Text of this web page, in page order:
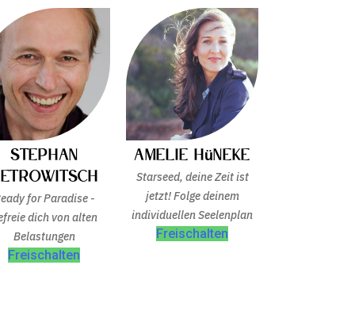
Stephan
for Paradise -
dich von alten
Belastungen
Freischalten
Amelie Hüneke
Starseed, deine Zeit ist
jetzt! Folge deinem
individuellen Seelenplan
Freischalten